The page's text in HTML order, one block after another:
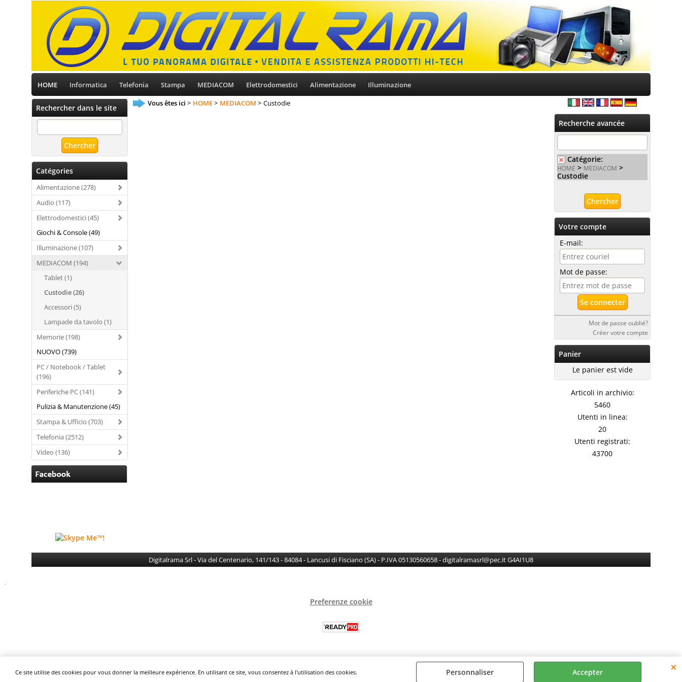
Ce site utilise des cookies pour vous donner la meilleure expérience. En utilisant ce site, vous consentez à l'utilisation des cookies. Personnaliser Accepter
HOME Informatica Telefonia Stampa MEDIACOM Elettrodomestici Alimentazione Illuminazione
Rechercher dans le site
Catégories
Alimentazione (278)
Audio (117)
Elettrodomestici (45)
Giochi & Console (49)
Illuminazione (107)
MEDIACOM (194)
Tablet (1)
Custodie (26)
Accessori (5)
Lampade da tavolo (1)
Memorie (198)
NUOVO (739)
PC / Notebook / Tablet
(196)
Periferiche PC (141)
Pulizia & Manutenzione (45)
Stampa & Ufficio (703)
Telefonia (2512)
Video (136)
Vous êtes ici HOME MEDIACOM Custodie
Recherche avancée
Catégorie:
HOME > MEDIACOM >
Custodie
Votre compte
E-mail:
Mot de passe:
Mot de passe oublié?
Créer votre compte
Panier
Le panier est vide
Articoli in archivio:
5460
Utenti in linea:
20
Utenti registrati:
43700
Digitalrama Srl - Via del Centenario, 141/143 - 84084 - Lancusi di Fisciano (SA) - P.IVA 05130560658 - digitalramasrl@pec.it G4AI1U8
Preferenze cookie